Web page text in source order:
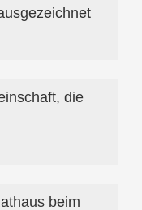
die
beim